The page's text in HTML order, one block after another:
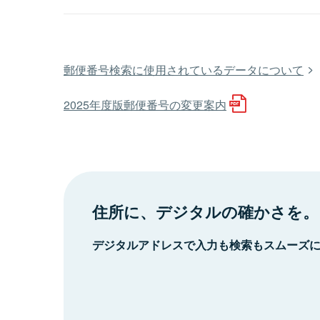
郵便番号検索に使用されているデータについて
2025年度版郵便番号の変更案内
住所に、デジタルの確かさを。
デジタルアドレスで入力も検索もスムーズ